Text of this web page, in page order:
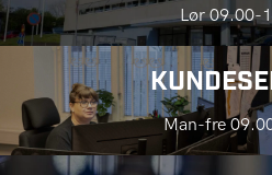
Lør 09.00-
Man-fre